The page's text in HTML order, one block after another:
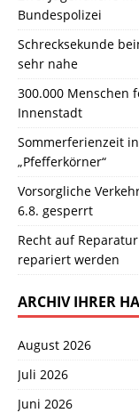
Bundespolizei
Schrecksekunde
sehr nahe
300.000 Menschen
Innenstadt
Sommerferienzeit
„Pfefferkörner“
Vorsorgliche
6.8. gesperrt
Recht auf
repariert werden
ARCHIV IHRER
August 2026
Juli 2026
Juni 2026